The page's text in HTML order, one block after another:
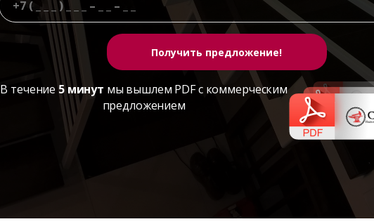
В течение5 минут мы вышлем PDF с коммерческим
предложением